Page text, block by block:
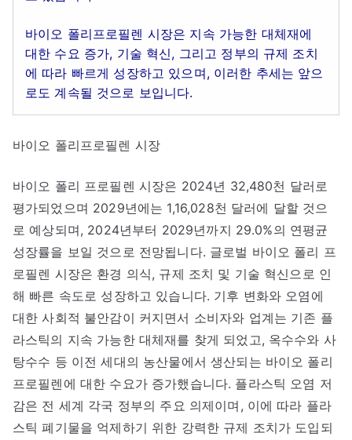
바이오 폴리프로필렌 시장은 지속 가능한 대체재에
대한 수요 증가, 기술 혁신, 그리고 정부의 규제 조치
에 따라 빠르게 성장하고 있으며, 이러한 추세는 앞으
로도 계속될 것으로 보입니다.
바이오 폴리프로필렌 시장
바이오 폴리 프로필렌 시장은 2024년 32,480천 달러로
평가되었으며 2029년에는 1,16,028천 달러에 달할 것으
로 예상되며, 2024년부터 2029년까지 29.0%의 연평균
성장률을 보일 것으로 전망됩니다. 글로벌 바이오 폴리 프
로필렌 시장은 환경 의식, 규제 조치 및 기술 혁신으로 인
해 빠른 속도로 성장하고 있습니다. 기후 변화와 오염에
대한 사회적 불안감이 커지면서 소비자와 업계는 기존 플
라스틱의 지속 가능한 대체재를 찾게 되었고, 옥수수와 사
탕수수 등 이전 세대의 농산물에서 생산되는 바이오 폴리
프로필렌에 대한 수요가 증가했습니다. 플라스틱 오염 저
감은 전 세계 각국 정부의 주요 의제이며, 이에 따라 플라
스틱 폐기물을 억제하기 위한 강력한 규제 조치가 도입되